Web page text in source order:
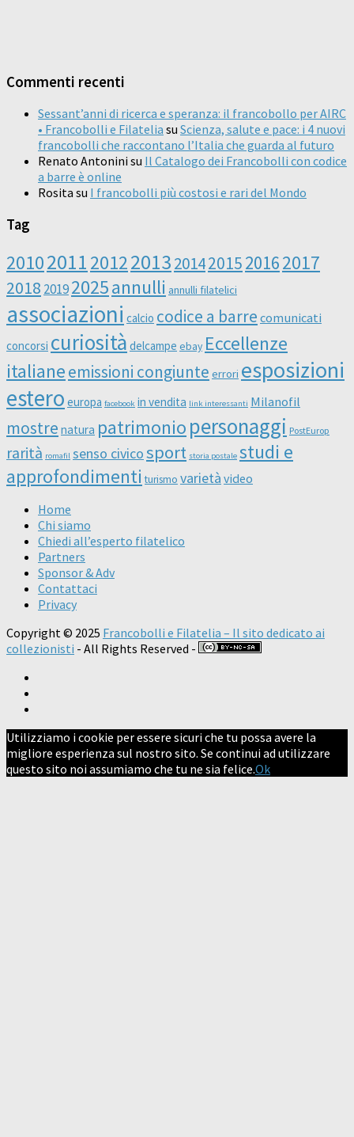
Commenti recenti
Sessant’anni di ricerca e speranza: il francobollo per AIRC
• Francobolli e Filatelia su Scienza, salute e pace: i 4 nuovi
francobolli che raccontano l’Italia che guarda al futuro
Renato Antonini su Il Catalogo dei Francobolli con codice
a barre è online
Rosita su I francobolli più costosi e rari del Mondo
Tag
20102011201220132014201520162017
2018 20192025annulli annulli filatelici
associazioni calcio codice a barre comunicati
concorsi curiosità delcampe ebay Eccellenze
italianeemissioni congiunte errori esposizioni
estero europa facebook in vendita link interessanti Milanofil
mostre natura patrimonio personaggi PostEurop
rarità romafil senso civicosport storia postale studi e
approfondimenti turismo varietà video
Home
Chi siamo
Chiedi all’esperto filatelico
Partners
Sponsor & Adv
Contattaci
Privacy
Copyright © 2025 Francobolli e Filatelia – Il sito dedicato ai
collezionisti - All Rights Reserved -
Utilizziamo i cookie per essere sicuri che tu possa avere la
migliore esperienza sul nostro sito. Se continui ad utilizzare
questo sito noi assumiamo che tu ne sia felice.Ok